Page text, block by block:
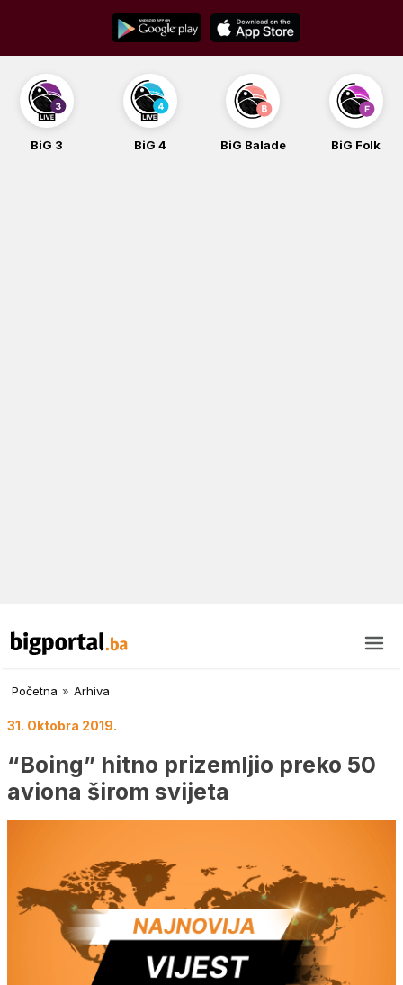
content
BiG 3 BiG 4 BiG Balade BiG Folk
Početna » Arhiva
31. Oktobra 2019.
“Boing” hitno prizemljio preko 50
aviona širom svijeta